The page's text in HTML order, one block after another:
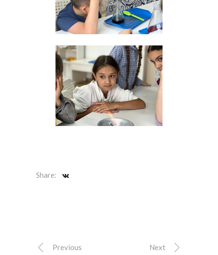
Share:
Previous Next